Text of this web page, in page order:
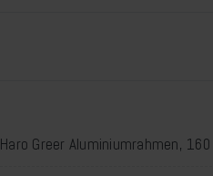
Haro Greer Aluminiumrahmen,